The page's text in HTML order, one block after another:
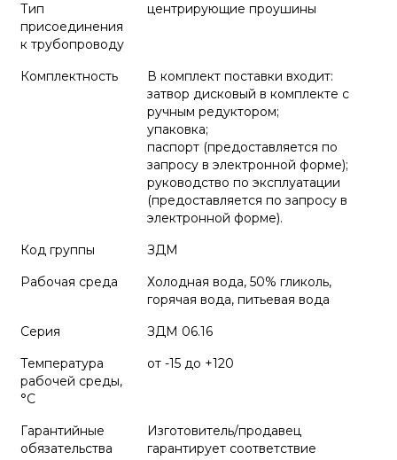
Тип
присоединения
к трубопроводу
центрирующие проушины
Комплектность
В комплект поставки входит:
затвор дисковый в комплекте с
ручным редуктором;
упаковка;
паспорт (предоставляется по
запросу в электронной форме);
руководство по эксплуатации
(предоставляется по запросу в
электронной форме).
Код группы
ЗДМ
Рабочая среда
Холодная вода, 50% гликоль,
горячая вода, питьевая вода
Серия
ЗДМ 06.16
Температура
рабочей среды,
°С
от -15 до +120
Гарантийные
обязательства
Изготовитель/продавец
гарантирует соответствие